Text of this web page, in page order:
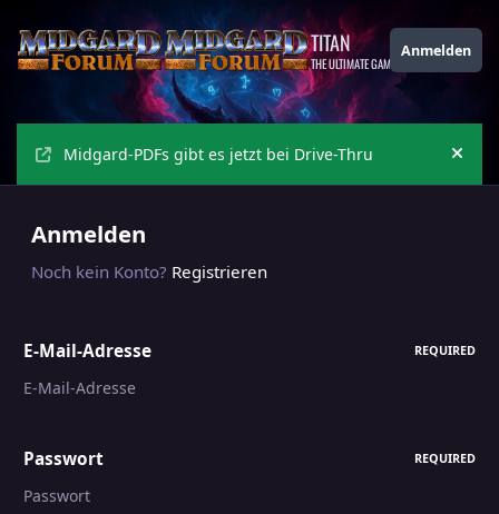
TITAN
THE ULTIMATE GAMING THEME
Anmelden
Midgard-PDFs gibt es jetzt bei Drive-Thru
Anmelden
Noch kein Konto? Registrieren
E-Mail-Adresse REQUIRED
Passwort REQUIRED